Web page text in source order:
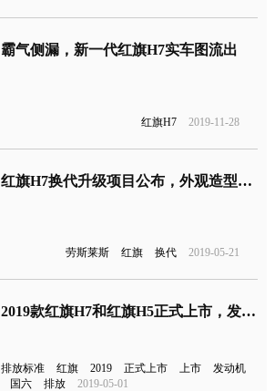
霸气侧漏，新一代红旗H7实车图流出
红旗H7 2019-11-28
红旗H7换代升级项目公布，外观造型像劳斯莱斯？
劳斯莱斯 红旗 换代 2019-05-21
2019款红旗H7和红旗H5正式上市，发动机升级为国六排放标准
排放标准 红旗 2019 正式上市 上市
发动机
国六
排放 2019-05-01